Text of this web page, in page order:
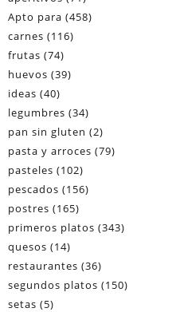
Apto para (458)
carnes (116)
frutas (74)
huevos (39)
ideas (40)
legumbres (34)
pan sin gluten (2)
pasta y arroces (79)
pasteles (102)
pescados (156)
postres (165)
primeros platos (343)
quesos (14)
restaurantes (36)
segundos platos (150)
setas (5)